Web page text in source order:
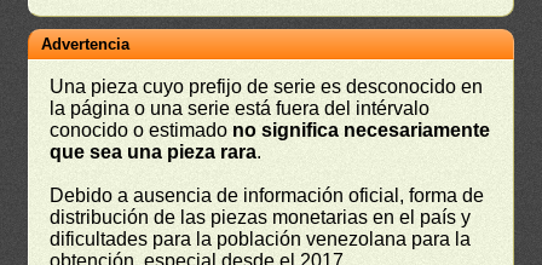
Advertencia
Una pieza cuyo prefijo de serie es desconocido en
la página o una serie está fuera del intérvalo
conocido o estimado no significa necesariamente
que sea una pieza rara.
Debido a ausencia de información oficial, forma de
distribución de las piezas monetarias en el país y
dificultades para la población venezolana para la
obtención, especial desde el 2017